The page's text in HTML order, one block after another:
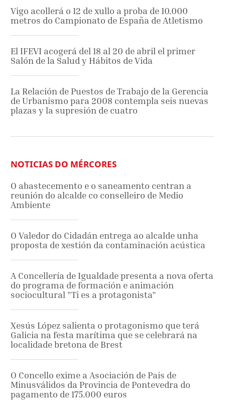
Vigo acollerá o 12 de xullo a proba de 10.000
metros do Campionato de España de Atletismo
El IFEVI acogerá del 18 al 20 de abril el primer
Salón de la Salud y Hábitos de Vida
La Relación de Puestos de Trabajo de la Gerencia
de Urbanismo para 2008 contempla seis nuevas
plazas y la supresión de cuatro
NOTICIAS DO MÉRCORES
O abastecemento e o saneamento centran a
reunión do alcalde co conselleiro de Medio
Ambiente
O Valedor do Cidadán entrega ao alcalde unha
proposta de xestión da contaminación acústica
A Concellería de Igualdade presenta a nova oferta
do programa de formación e animación
sociocultural "Ti es a protagonista"
Xesús López salienta o protagonismo que terá
Galicia na festa marítima que se celebrará na
localidade bretona de Brest
O Concello exime a Asociación de Pais de
Minusválidos da Provincia de Pontevedra do
pagamento de 175.000 euros